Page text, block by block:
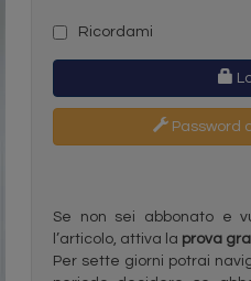
Ricordami
Password
Se non sei abbonato e
l’articolo, attiva la prova
Per sette giorni potrai